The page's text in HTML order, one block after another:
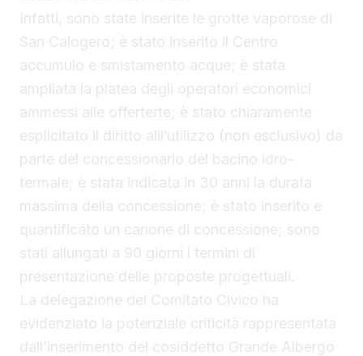
Infatti, sono state inserite le grotte vaporose di
San Calogero; è stato inserito il Centro
accumulo e smistamento acque; è stata
ampliata la platea degli operatori economici
ammessi alle offerterte; è stato chiaramente
esplicitato il diritto alll’utilizzo (non esclusivo) da
parte del concessionario del bacino idro-
termale; è stata indicata in 30 anni la durata
massima della concessione; è stato inserito e
quantificato un canone di concessione; sono
stati allungati a 90 giorni i termini di
presentazione delle proposte progettuali.
La delegazione del Comitato Civico ha
evidenziato la potenziale criticità rappresentata
dall’inserimento del cosiddetto Grande Albergo